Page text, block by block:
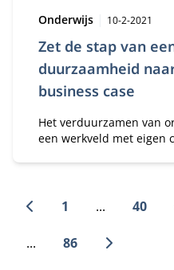
Zet de stap van
duurzaamheid
business case
Type:
Onderwijs 10-2-2021
Het verduurzamen van
een werkveld met eigen
mvo-managers en
zichzelf en hun
1 ... 40
... 86